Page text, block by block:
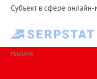
Субъект в сфере
РЕКЛАМА